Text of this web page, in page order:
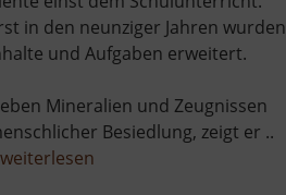
in den neunziger Jahren wurden
und Aufgaben erweitert.
Mineralien und Zeugnissen
Besiedlung, zeigt er ..
weiterlesenüber